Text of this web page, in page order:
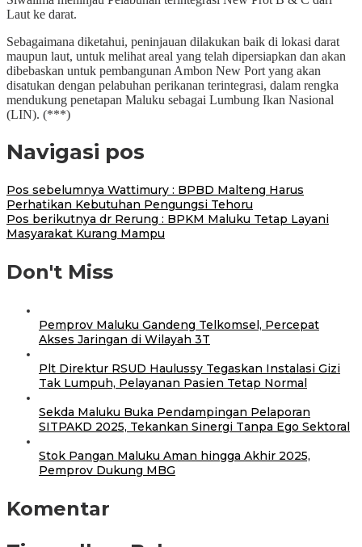
Laut ke darat.
Sebagaimana diketahui, peninjauan dilakukan baik di lokasi darat
maupun laut, untuk melihat areal yang telah dipersiapkan dan akan
dibebaskan untuk pembangunan Ambon New Port yang akan
disatukan dengan pelabuhan perikanan terintegrasi, dalam rengka
mendukung penetapan Maluku sebagai Lumbung Ikan Nasional
(LIN). (***)
Navigasi pos
Pos sebelumnya Wattimury : BPBD Malteng Harus
Perhatikan Kebutuhan Pengungsi Tehoru
Pos berikutnya dr Rerung : BPKM Maluku Tetap Layani
Masyarakat Kurang Mampu
Don't Miss
Pemprov Maluku Gandeng Telkomsel, Percepat
Akses Jaringan di Wilayah 3T
Plt Direktur RSUD Haulussy Tegaskan Instalasi Gizi
Tak Lumpuh, Pelayanan Pasien Tetap Normal
Sekda Maluku Buka Pendampingan Pelaporan
SITPAKD 2025, Tekankan Sinergi Tanpa Ego Sektoral
Stok Pangan Maluku Aman hingga Akhir 2025,
Pemprov Dukung MBG
Komentar